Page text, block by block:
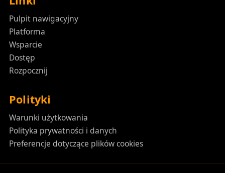
Pulpit nawigacyjny
Platforma
Wsparcie
Dostęp
Rozpocznij
Polityki
Warunki użytkowania
Polityka prywatności i danych
Preferencje dotyczące plików cookies